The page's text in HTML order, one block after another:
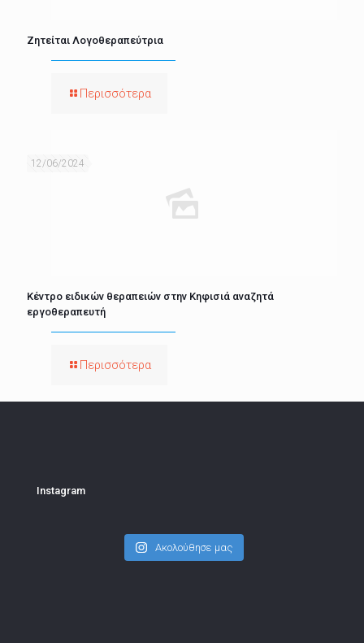
Ζητείται Λογοθεραπεύτρια
Περισσότερα
12/06/2024
Κέντρο ειδικών θεραπειών στην Κηφισιά αναζητά
εργοθεραπευτή
Περισσότερα
Instagram
Ακολούθησε μας